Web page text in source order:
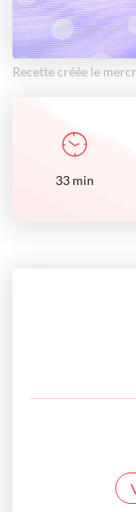
Recette créée le
33 min